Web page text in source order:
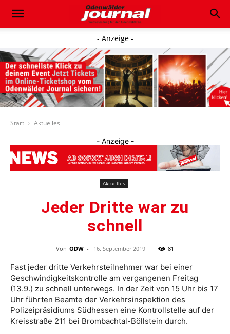
- Anzeige -
Start Aktuelles
- Anzeige -
Aktuelles
Jeder Dritte war zu
schnell
Von ODW - 16. September 2019 81
Fast jeder dritte Verkehrsteilnehmer war bei einer
Geschwindigkeitskontrolle am vergangenen Freitag
(13.9.) zu schnell unterwegs. In der Zeit von 15 Uhr bis 17
Uhr führten Beamte der Verkehrsinspektion des
Polizeipräsidiums Südhessen eine Kontrollstelle auf der
Kreisstraße 211 bei Brombachtal-Böllstein durch.